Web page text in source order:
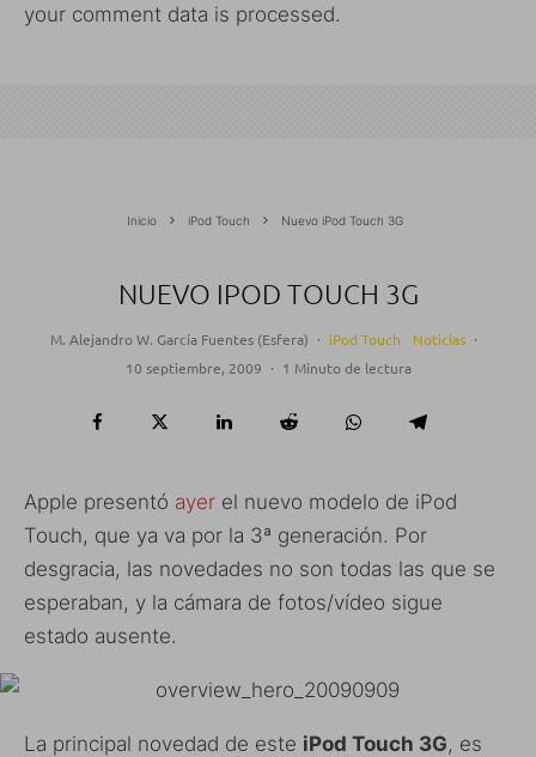
your comment data is processed.
Inicio iPod Touch Nuevo iPod Touch 3G
NUEVO IPOD TOUCH 3G
M. Alejandro W. García Fuentes (Esfera) · iPod Touch Noticias ·
10 septiembre, 2009 · 1 Minuto de lectura
Apple presentó ayer el nuevo modelo de iPod
Touch, que ya va por la 3ª generación. Por
desgracia, las novedades no son todas las que se
esperaban, y la cámara de fotos/vídeo sigue
estado ausente.
La principal novedad de este iPod Touch 3G, es